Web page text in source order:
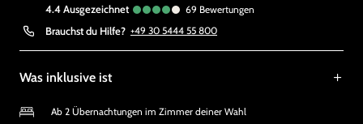
4.4 ausgezeichnet 69 Bewertungen
Brauchst du Hilfe? +49 30 5444 55 800
Was inklusive ist
Ab 2 Übernachtungen im Zimmer deiner Wahl